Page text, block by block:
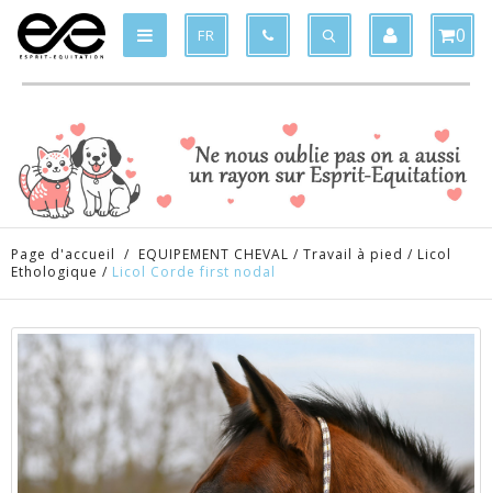
FR 0
Page d'accueil / EQUIPEMENT CHEVAL / Travail à pied / Licol
Ethologique / Licol Corde first nodal
Produit ajouté au panier x
Produit supprimé du panier x